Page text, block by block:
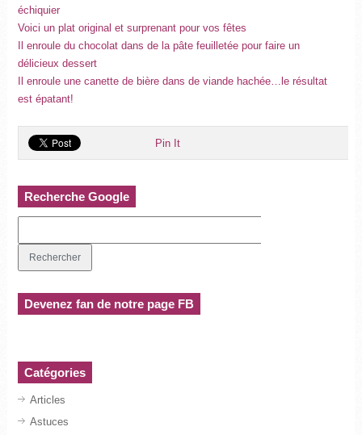
échiquier
Voici un plat original et surprenant pour vos fêtes
Il enroule du chocolat dans de la pâte feuilletée pour faire un
délicieux dessert
Il enroule une canette de bière dans de viande hachée…le résultat
est épatant!
Pin It
Recherche Google
Devenez fan de notre page FB
Catégories
Articles
Astuces